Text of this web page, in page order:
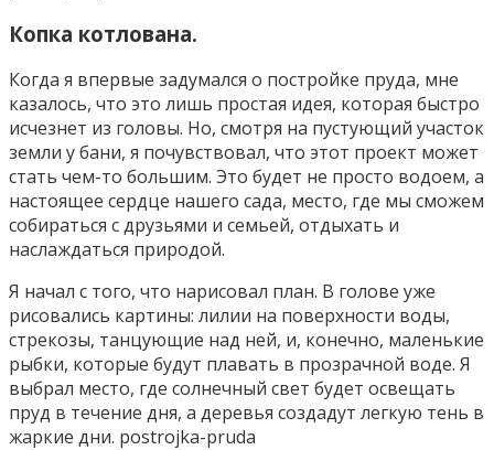
Копка котлована.
Когда я впервые задумался о постройке пруда, мне
казалось, что это лишь простая идея, которая быстро
исчезнет из головы. Но, смотря на пустующий участок
земли у бани, я почувствовал, что этот проект может
стать чем-то большим. Это будет не просто водоем, а
настоящее сердце нашего сада, место, где мы сможем
собираться с друзьями и семьей, отдыхать и
наслаждаться природой.
Я начал с того, что нарисовал план. В голове уже
рисовались картины: лилии на поверхности воды,
стрекозы, танцующие над ней, и, конечно, маленькие
рыбки, которые будут плавать в прозрачной воде. Я
выбрал место, где солнечный свет будет освещать
пруд в течение дня, а деревья создадут легкую тень в
жаркие дни. postrojka-pruda